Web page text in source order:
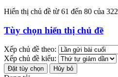
Hiển thị chủ đề từ 61 đến 80 của 322
Tùy chọn hiển thị chủ đề
Xếp chủ đề theo:
Xếp chủ đề kiểu: